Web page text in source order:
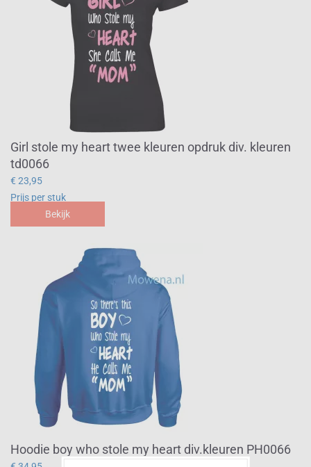
Girl stole my heart twee kleuren opdruk div. kleuren
td0066
€ 23,95
Prijs per stuk
Bekijk
Hoodie boy who stole my heart div.kleuren PH0066